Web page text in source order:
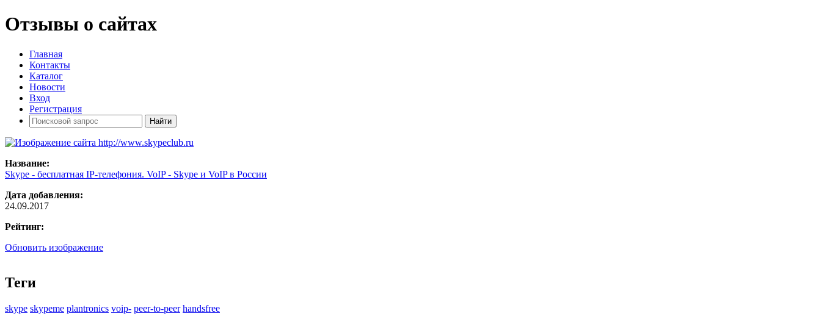
Отзывы о сайтах
Главная
Контакты
Каталог
Новости
Вход
Регистрация
Название:
Skype - бесплатная IP-телефония. VoIP - Skype и VoIP в России
Дата добавления:
24.09.2017
Рейтинг:
Обновить изображение
Теги
skype skypeme plantronics voip- peer-to-peer handsfree